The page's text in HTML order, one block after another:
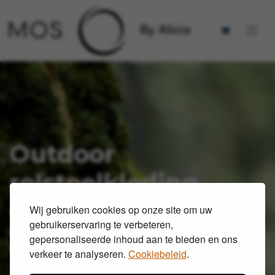
Wij gebruiken cookies op onze site om uw
gebruikerservaring te verbeteren,
gepersonaliseerde inhoud aan te bieden en ons
verkeer te analyseren. Cookiebeleid.
Outdoor
rolstoelkleding
Ontdek MOS by Alicia. Stijlvolle
rolstoeljassen en accessoires
voor particulieren en zorg.